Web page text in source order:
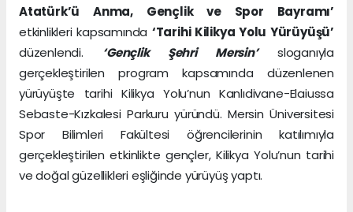
Atatürk’ü Anma, Gençlik ve Spor Bayramı’
etkinlikleri kapsamında ‘Tarihi Kilikya Yolu Yürüyüşü’
düzenlendi. ‘Gençlik Şehri Mersin’sloganıyla
gerçekleştirilen program kapsamında düzenlenen
yürüyüşte tarihi Kilikya Yolu’nun Kanlıdivane-Elaiussa
Sebaste-Kızkalesi Parkuru yüründü. Mersin Üniversitesi
Spor Bilimleri Fakültesi öğrencilerinin katılımıyla
gerçekleştirilen etkinlikte gençler, Kilikya Yolu’nun tarihi
ve doğal güzellikleri eşliğinde yürüyüş yaptı.